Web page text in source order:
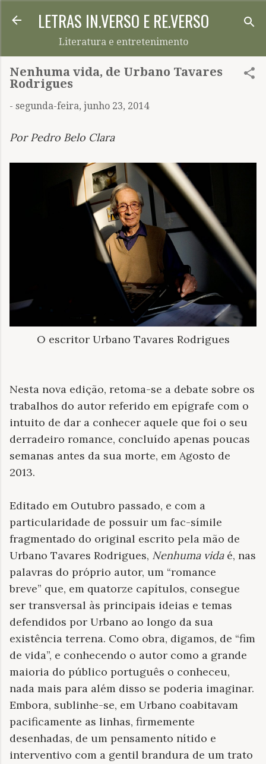
Pular para o conteúdo principal
LETRAS IN.VERSO E RE.VERSO
Literatura e entretenimento
Nenhuma vida, de Urbano Tavares
Rodrigues
- segunda-feira, junho 23, 2014
Por Pedro Belo Clara
O escritor Urbano Tavares Rodrigues
Nesta nova edição, retoma-se a debate sobre os
trabalhos do autor referido em epígrafe com o
intuito de dar a conhecer aquele que foi o seu
derradeiro romance, concluído apenas poucas
semanas antes da sua morte, em Agosto de
2013.
Editado em Outubro passado, e com a
particularidade de possuir um fac-símile
fragmentado do original escrito pela mão de
Urbano Tavares Rodrigues, Nenhuma vidaé, nas
palavras do próprio autor, um “romance
breve” que, em quatorze capítulos, consegue
ser transversal às principais ideias e temas
defendidos por Urbano ao longo da sua
existência terrena. Como obra, digamos, de “fim
de vida”, e conhecendo o autor como a grande
maioria do público português o conheceu,
nada mais para além disso se poderia imaginar.
Embora, sublinhe-se, em Urbano coabitavam
pacificamente as linhas, firmemente
desenhadas, de um pensamento nítido e
interventivo com a gentil brandura de um trato